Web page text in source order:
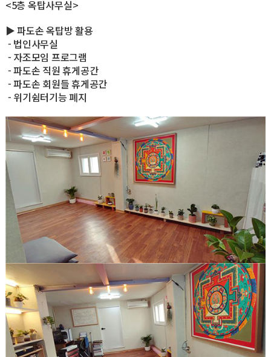
<5층 옥탑사무실>
▶ 파도손 옥탑방 활용
- 법인사무실
- 자조모임 프로그램
- 파도손 직원 휴게공간
- 파도손 회원들 휴게공간
- 위기쉼터기능 폐지